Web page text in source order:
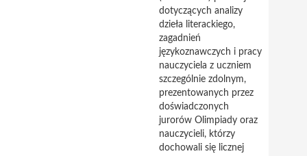
dotyczących analizy
dzieła literackiego,
zagadnień
językoznawczych i pracy
nauczyciela z uczniem
szczególnie zdolnym,
prezentowanych przez
doświadczonych
jurorów Olimpiady oraz
nauczycieli, którzy
dochowali się licznej